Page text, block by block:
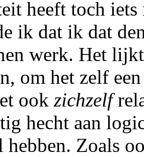
heeft toch iets
ik dat ik dat
werk. Het
om het zelf
ook zichzelf
hecht aan
Zoals